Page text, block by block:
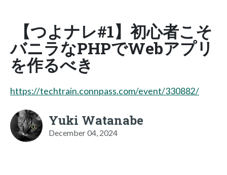
【つよナレ#1】初心者こそ
バニラなPHPでWebアプリ
を作るべき
https://techtrain.connpass.com/event/330882/
Yuki Watanabe
December 04, 2024